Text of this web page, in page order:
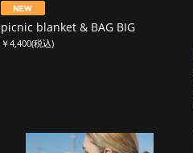
picnic blanket & BAG BIG
￥4,400(税込)